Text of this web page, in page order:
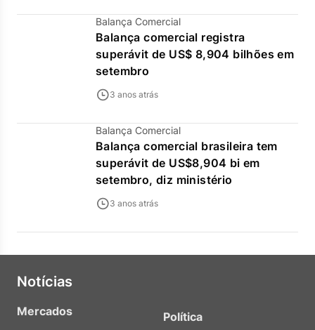
Balança Comercial
Balança comercial registra
superávit de US$ 8,904 bilhões em
setembro
3 anos atrás
Balança Comercial
Balança comercial brasileira tem
superávit de US$8,904 bi em
setembro, diz ministério
3 anos atrás
Notícias
Mercados
Política